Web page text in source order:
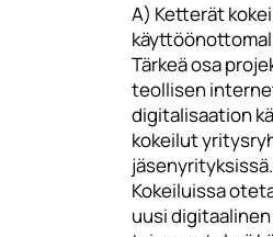
A) Ketterät
Tärkeä osa
teollisen
digitalisaation
kokeilut
jäsenyrityksissä.
Kokeiluissa
uusi